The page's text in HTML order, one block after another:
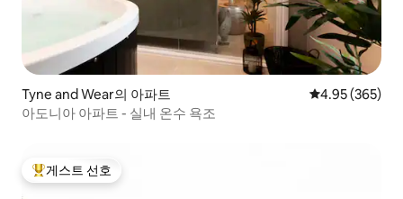
Tyne and Wear의 아파트 평점 4.95점(5
4.95 (365)
아도니아 아파트 - 실내 온수 욕조
상위 게스트 선호
게스트 선호